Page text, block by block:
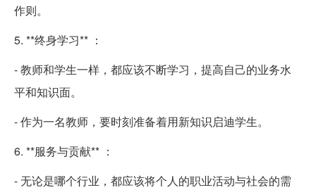
作则。
5. **终身学习** ：
- 教师和学生一样，都应该不断学习，提高自己的业务水
平和知识面。
- 作为一名教师，要时刻准备着用新知识启迪学生。
6. **服务与贡献** ：
- 无论是哪个行业，都应该将个人的职业活动与社会的需